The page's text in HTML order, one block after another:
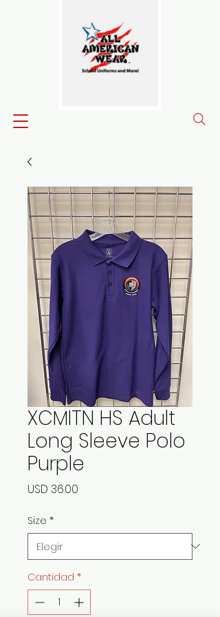
XCMITN HS Adult
Long Sleeve Polo
Purple
USD 36.00
Size *
Cantidad *